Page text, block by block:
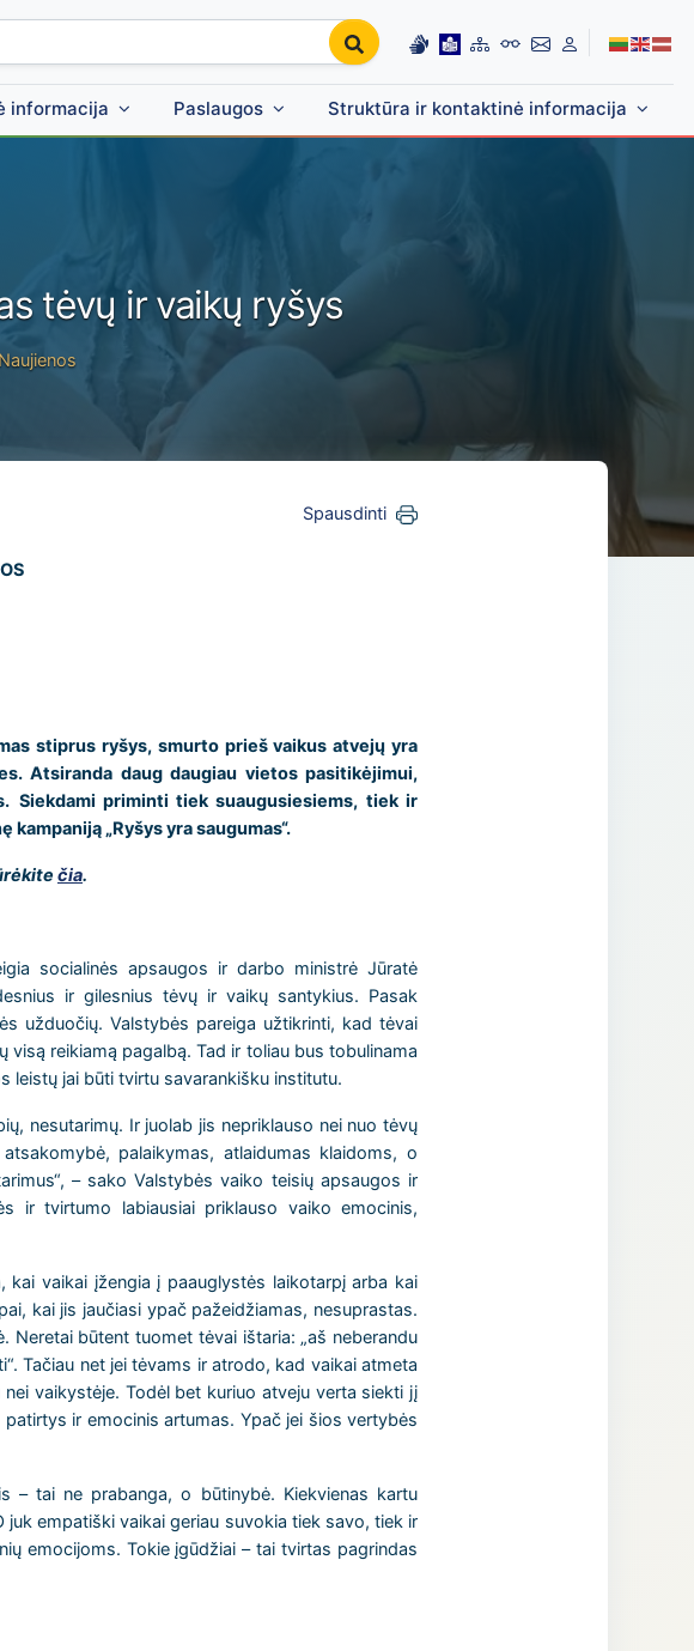
informacija Paslaugos Struktūra ir kontaktinė informacija
tėvų ir vaikų ryšys
Naujienos
Spausdinti
stiprus ryšys, smurto prieš vaikus atvejų yra
Atsiranda daug daugiau vietos pasitikėjimui,
Siekdami priminti tiek suaugusiesiems, tiek ir
„Ryšys yra saugumas“.
čia.
socialinės apsaugos ir darbo ministrė Jūratė
ir gilesnius tėvų ir vaikų santykius. Pasak
užduočių. Valstybės pareiga užtikrinti, kad tėvai
reikiamą pagalbą. Tad ir toliau bus tobulinama
leistų jai būti tvirtu savarankišku institutu.
nesutarimų. Ir juolab jis nepriklauso nei nuo tėvų
palaikymas, atlaidumas klaidoms, o
– sako Valstybės vaiko teisių apsaugos ir
ir tvirtumo labiausiai priklauso vaiko emocinis,
vaikai įžengia į paauglystės laikotarpį arba kai
kai jis jaučiasi ypač pažeidžiamas, nesuprastas.
Neretai būtent tuomet tėvai ištaria: „aš neberandu
Tačiau net jei tėvams ir atrodo, kad vaikai atmeta
vaikystėje. Todėl bet kuriuo atveju verta siekti jį
ir emocinis artumas. Ypač jei šios vertybės
– tai ne prabanga, o būtinybė. Kiekvienas kartu
empatiški vaikai geriau suvokia tiek savo, tiek ir
emocijoms. Tokie įgūdžiai – tai tvirtas pagrindas